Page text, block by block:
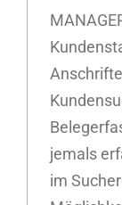
jemals
im